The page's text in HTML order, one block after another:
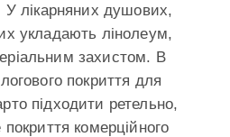
У лікарняних душових,
укладають лінолеум,
захистом. В
покриття для
підходити ретельно,
комерційного